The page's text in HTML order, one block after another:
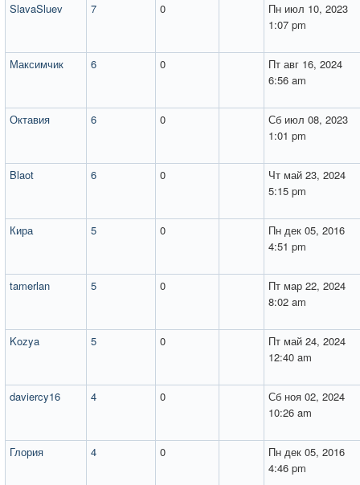
SlavaSluev 7 0
Пн июл 10, 2023
1:07 pm
Максимчик 6 0
Пт авг 16, 2024
6:56 am
Октавия 6 0
Сб июл 08, 2023
1:01 pm
Blaot 6 0
Чт май 23, 2024
5:15 pm
Кира 5 0
Пн дек 05, 2016
4:51 pm
tamerlan 5 0
Пт мар 22, 2024
8:02 am
Kozya 5 0
Пт май 24, 2024
12:40 am
daviercy16 4 0
Сб ноя 02, 2024
10:26 am
Глория 4 0
Пн дек 05, 2016
4:46 pm